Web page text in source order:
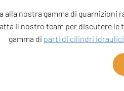
alla nostra gamma di guarnizioni
il nostro team per discutere le
gamma di parti di cilindri idraulici